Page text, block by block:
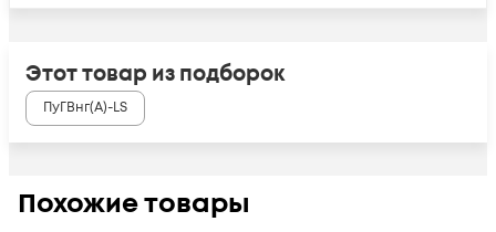
Этот товар из подборок
ПуГВнг(А)-LS
Похожие товары